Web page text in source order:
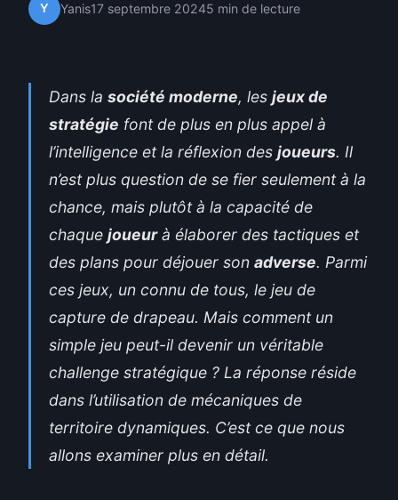
Y Yanis17 septembre 20245 min de lecture
Dans la société moderne, les jeux de
stratégie font de plus en plus appel à
l’intelligence et la réflexion des joueurs. Il
n’est plus question de se fier seulement à la
chance, mais plutôt à la capacité de
chaque joueurà élaborer des tactiques et
des plans pour déjouer son adverse. Parmi
ces jeux, un connu de tous, le jeu de
capture de drapeau. Mais comment un
simple jeu peut-il devenir un véritable
challenge stratégique ? La réponse réside
dans l’utilisation de mécaniques de
territoire dynamiques. C’est ce que nous
allons examiner plus en détail.